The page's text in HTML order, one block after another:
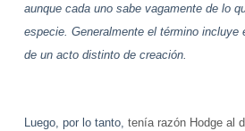
aunque cada uno sabe vagamente de lo
especie. Generalmente el término incluye
de un acto distinto de creación.
Luego, por lo tanto, tenía razón Hodge al